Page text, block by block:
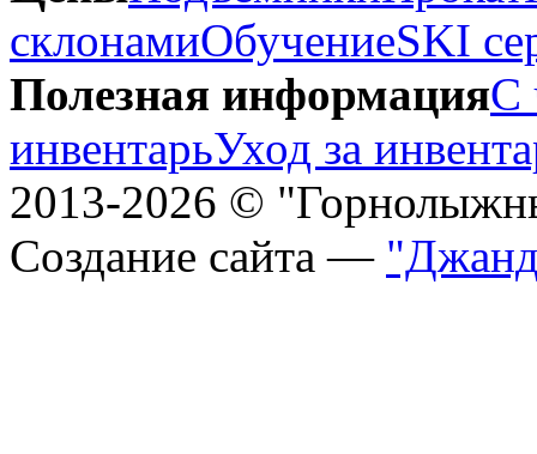
склонамиОбучениеSKI
Полезная информацияС
инвентарьУход за
2013-2026 ©
Создание сайта —